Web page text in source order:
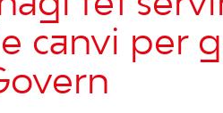
canvi per